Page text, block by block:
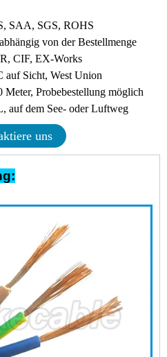
SAA, SGS, ROHS
von der Bestellmenge
CIF, EX-Works
auf Sicht, West Union
Meter, Probebestellung möglich
auf dem See- oder Luftweg
uns